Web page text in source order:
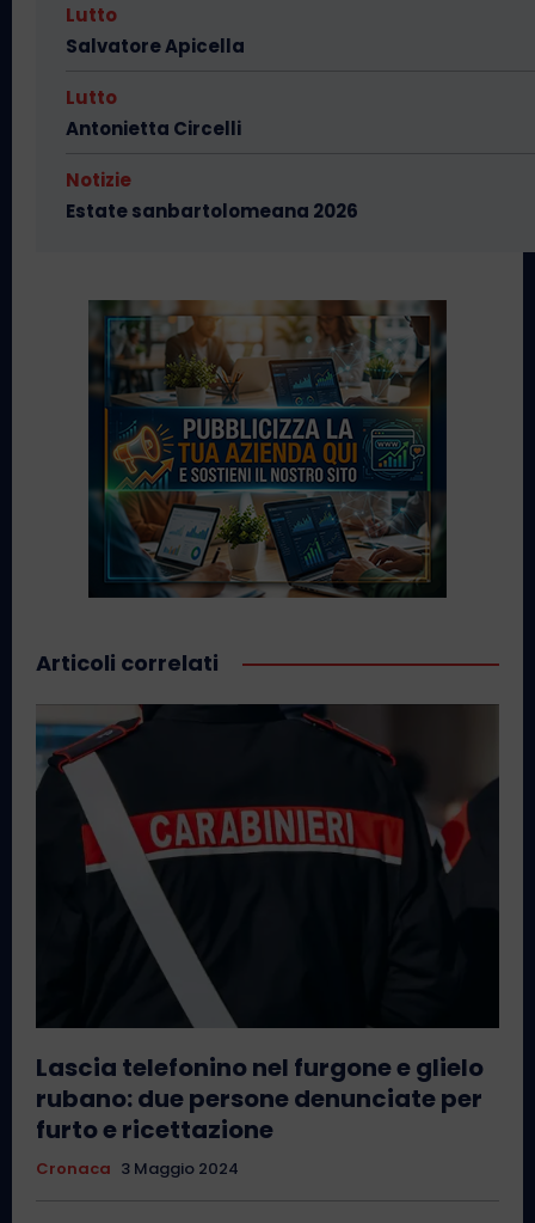
Lutto
Salvatore Apicella
Lutto
Antonietta Circelli
Notizie
Estate sanbartolomeana 2026
Articoli correlati
Lascia telefonino nel furgone e glielo
rubano: due persone denunciate per
furto e ricettazione
Cronaca 3 Maggio 2024